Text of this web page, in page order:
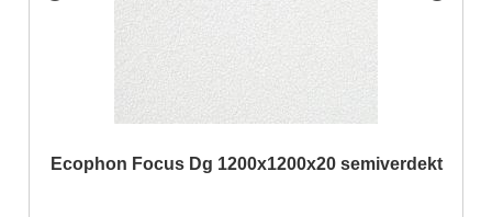
Ecophon Focus Dg 1200x1200x20 semiverdekt